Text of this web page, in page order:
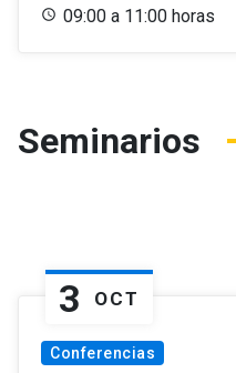
09:00 a 11:00 horas
Seminarios
3 OCT
Conferencias